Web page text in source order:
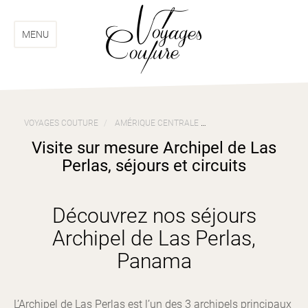
menu
contenuMENU
VOYAGES COUTURE AMÉRIQUE CENTRALE
Visite sur mesure Archipel de Las
Perlas, séjours et circuits
Découvrez nos séjours
Archipel de Las Perlas,
Panama
L’Archipel de Las Perlas est l’un des 3 archipels principaux